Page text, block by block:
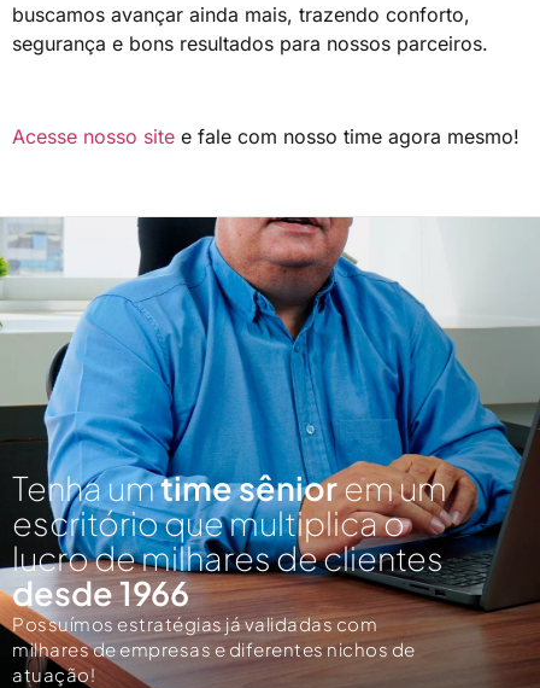
buscamos avançar ainda mais, trazendo conforto,
segurança e bons resultados para nossos parceiros.
Acesse nosso site e fale com nosso time agora mesmo!
Tenha umtime sêniorem um
escritório que multiplica o
lucro de milhares de clientes
desde 1966
Possuímos estratégias já validadas com
milhares de empresas e diferentes nichos de
atuação!